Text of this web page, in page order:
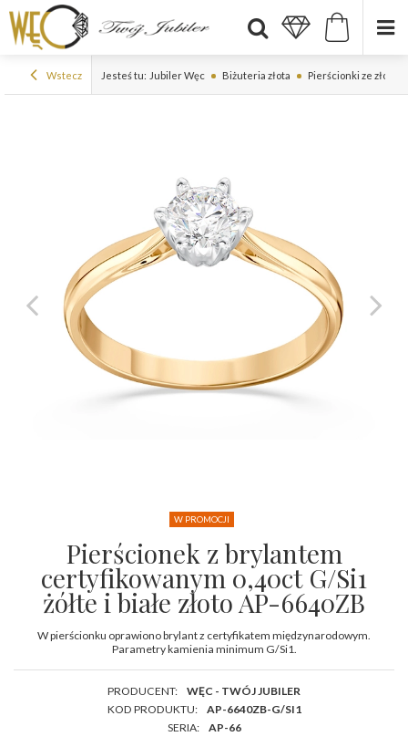
Wstecz Jesteś tu: Jubiler Węc Biżuteria złota Pierścionki ze złota
W PROMOCJI
Pierścionek z brylantem
certyfikowanym 0,40ct G/Si1
żółte i białe złoto AP-6640ZB
W pierścionku oprawiono brylant z certyfikatem międzynarodowym.
Parametry kamienia minimum G/Si1.
PRODUCENT:
WĘC - TWÓJ JUBILER
KOD PRODUKTU:
AP-6640ZB-G/SI1
SERIA:
AP-66